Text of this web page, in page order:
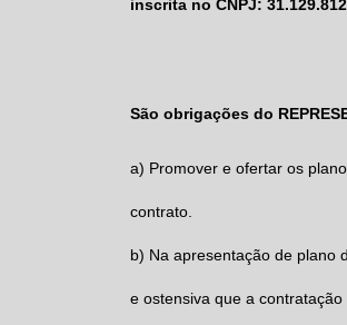
inscrita no CNPJ:
São obrigações do
a) Promover e ofertar os
contrato.
b) Na apresentação de plano
e ostensiva que a contratação